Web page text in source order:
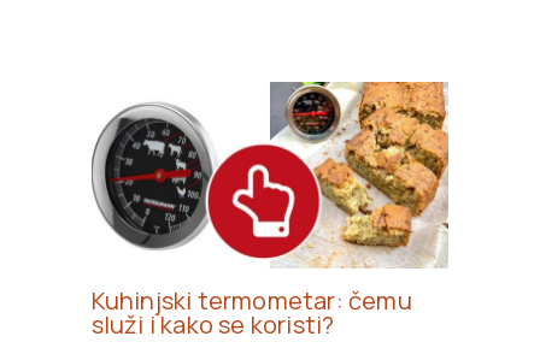
Kuhinjski termometar: čemu
služi i kako se koristi?